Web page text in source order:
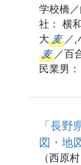
学校橋
社： 横
大 麦 ／,
麦 ／百
民業男
「長
図・地
（西原村